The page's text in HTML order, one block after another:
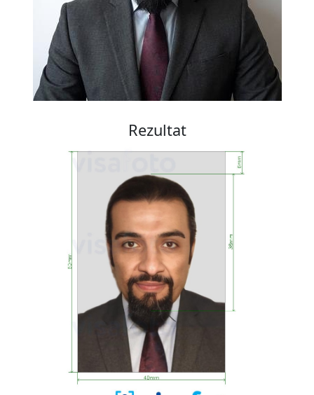
Rezultat